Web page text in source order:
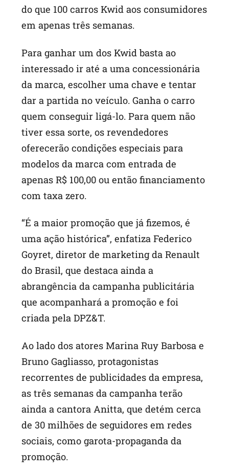
do que 100 carros Kwid aos consumidores
em apenas três semanas.
Para ganhar um dos Kwid basta ao
interessado ir até a uma concessionária
da marca, escolher uma chave e tentar
dar a partida no veículo. Ganha o carro
quem conseguir ligá-lo. Para quem não
tiver essa sorte, os revendedores
oferecerão condições especiais para
modelos da marca com entrada de
apenas R$ 100,00 ou então financiamento
com taxa zero.
“É a maior promoção que já fizemos, é
uma ação histórica”, enfatiza Federico
Goyret, diretor de marketing da Renault
do Brasil, que destaca ainda a
abrangência da campanha publicitária
que acompanhará a promoção e foi
criada pela DPZ&T.
Ao lado dos atores Marina Ruy Barbosa e
Bruno Gagliasso, protagonistas
recorrentes de publicidades da empresa,
as três semanas da campanha terão
ainda a cantora Anitta, que detém cerca
de 30 milhões de seguidores em redes
sociais, como garota-propaganda da
promoção.